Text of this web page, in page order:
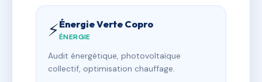
⚡Énergie Verte Copro
ÉNERGIE
Audit énergétique, photovoltaïque
collectif, optimisation chauffage.